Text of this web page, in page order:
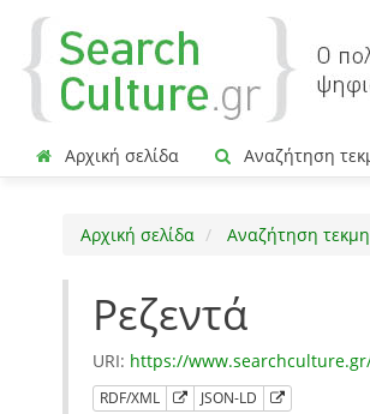
Αρχική σελίδα Αναζήτηση
Αρχική σελίδα Αναζήτηση
Ρεζεντά
URI: https://
RDF/XML JSON-LD